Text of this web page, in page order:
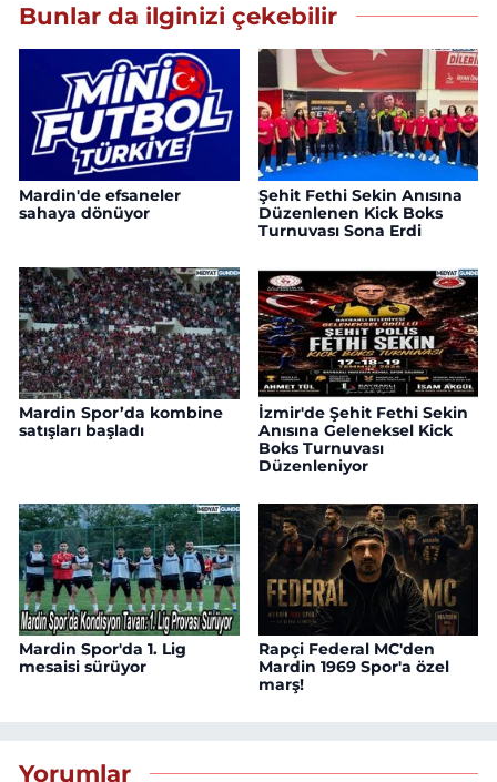
Bunlar da ilginizi çekebilir
Mardin'de efsaneler
sahaya dönüyor
Şehit Fethi Sekin Anısına
Düzenlenen Kick Boks
Turnuvası Sona Erdi
Mardin Spor’da kombine
satışları başladı
İzmir'de Şehit Fethi Sekin
Anısına Geleneksel Kick
Boks Turnuvası
Düzenleniyor
Mardin Spor'da 1. Lig
mesaisi sürüyor
Rapçi Federal MC'den
Mardin 1969 Spor'a özel
marş!
Yorumlar